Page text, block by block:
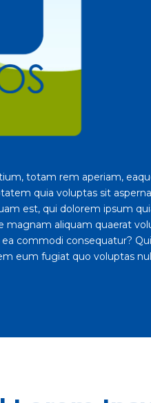
totam rem aperiam,
quia voluptas sit
est, qui dolorem ipsum
magnam aliquam quaerat
commodi consequatur?
eum fugiat quo voluptas